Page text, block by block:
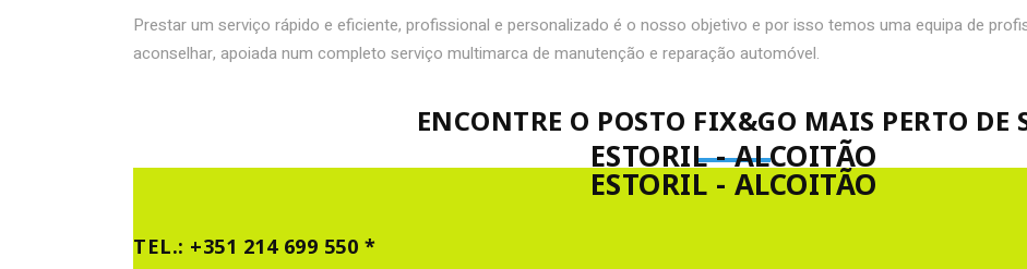
Prestar um serviço rápido e eficiente, profissional e personalizado é o nosso objetivo e por isso temos uma equipa de
aconselhar, apoiada num completo serviço multimarca de manutenção e reparação automóvel.
ENCONTRE O POSTO FIX&GO MAIS PERTO DE
ESTORIL - ALCOITÃO
ESTORIL - ALCOITÃO
TEL.: +351 214 699 550 *